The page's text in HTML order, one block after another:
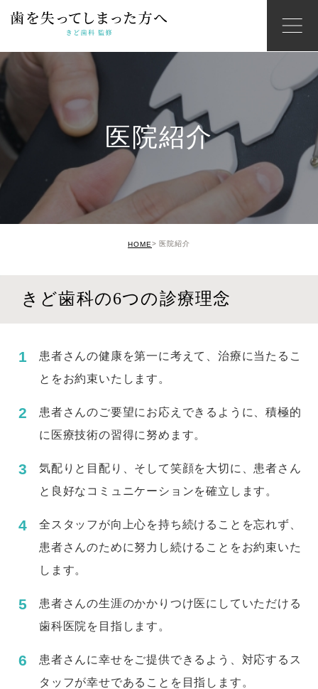
医院紹介
HOME 医院紹介
きど歯科の6つの診療理念
患者さんの健康を第一に考えて、治療に当たるこ
とをお約束いたします。
患者さんのご要望にお応えできるように、積極的
に医療技術の習得に努めます。
気配りと目配り、そして笑顔を大切に、患者さん
と良好なコミュニケーションを確立します。
全スタッフが向上心を持ち続けることを忘れず、
患者さんのために努力し続けることをお約束いた
します。
患者さんの生涯のかかりつけ医にしていただける
歯科医院を目指します。
患者さんに幸せをご提供できるよう、対応するス
タッフが幸せであることを目指します。